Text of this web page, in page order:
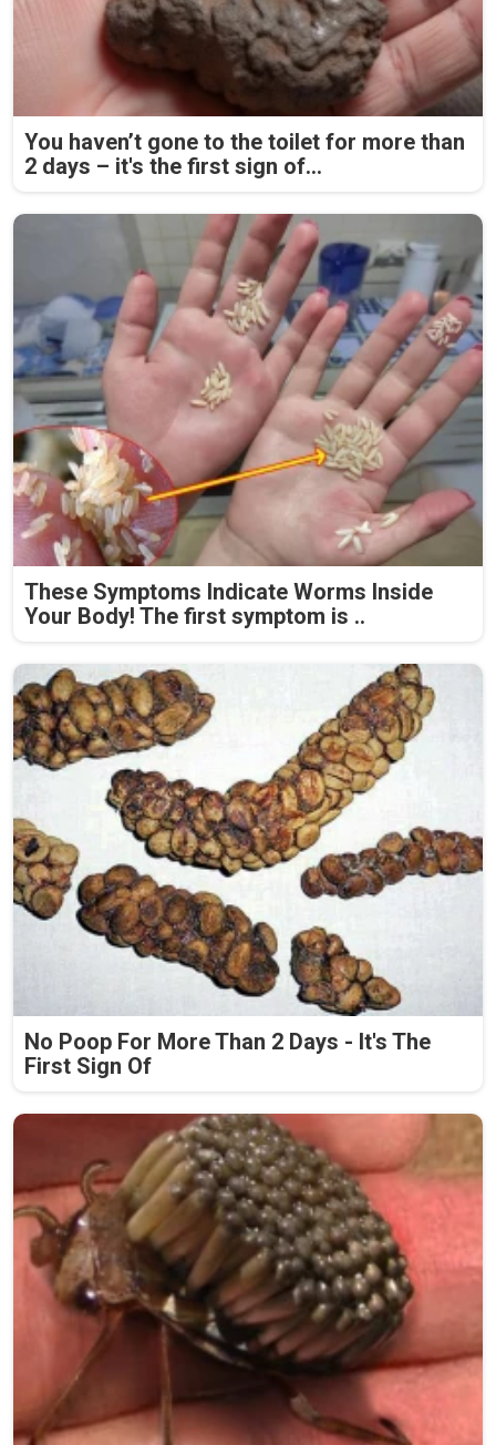
You haven’t gone to the toilet for more than
2 days – it's the first sign of...
These Symptoms Indicate Worms Inside
Your Body! The first symptom is ..
No Poop For More Than 2 Days - It's The
First Sign Of